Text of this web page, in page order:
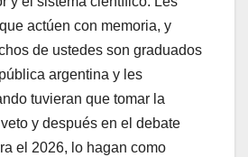
actúen con memoria, y
de ustedes son graduados
argentina y les
tuvieran que tomar la
y después en el debate
el 2026, lo hagan como